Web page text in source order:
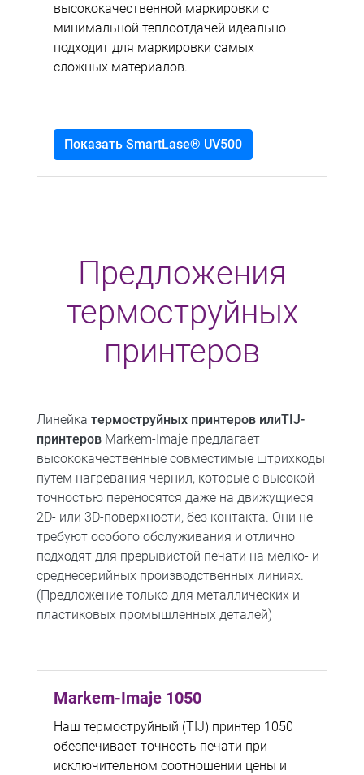
высококачественной маркировки с
минимальной теплоотдачей идеально
подходит для маркировки самых
сложных материалов.
Показать SmartLase® UV500
Предложения
термоструйных
принтеров
Линейка термоструйных принтеров илиTIJ-
принтеровMarkem-Imaje предлагает
высококачественные совместимые штрихкоды
путем нагревания чернил, которые с высокой
точностью переносятся даже на движущиеся
2D- или 3D-поверхности, без контакта. Они не
требуют особого обслуживания и отлично
подходят для прерывистой печати на мелко- и
среднесерийных производственных линиях.
(Предложение только для металлических и
пластиковых промышленных деталей)
Markem-Imaje 1050
Наш термоструйный (TIJ) принтер 1050
обеспечивает точность печати при
исключительном соотношении цены и